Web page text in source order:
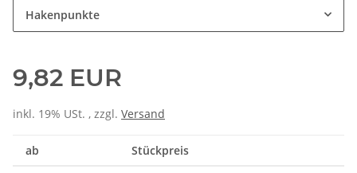
Hakenpunkte
9,82 EUR
inkl. 19% USt. , zzgl. Versand
ab Stückpreis